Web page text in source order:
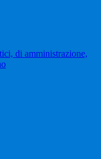
di amministrazione,